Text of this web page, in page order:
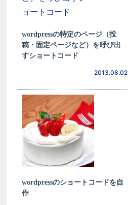
wordpressの特定のページ（投
稿・固定ページなど）を呼び出
すショートコード
2013.08.02
wordpressのショートコードを自
作